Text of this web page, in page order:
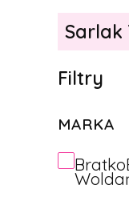
Sarlak
Filtry
MARKA
Marka